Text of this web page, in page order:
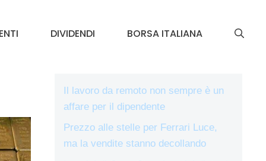
DIVIDENDI BORSA ITALIANA
Il lavoro da remoto non sempre è un
affare per il dipendente
Prezzo alle stelle per Ferrari Luce,
ma la vendite stanno decollando